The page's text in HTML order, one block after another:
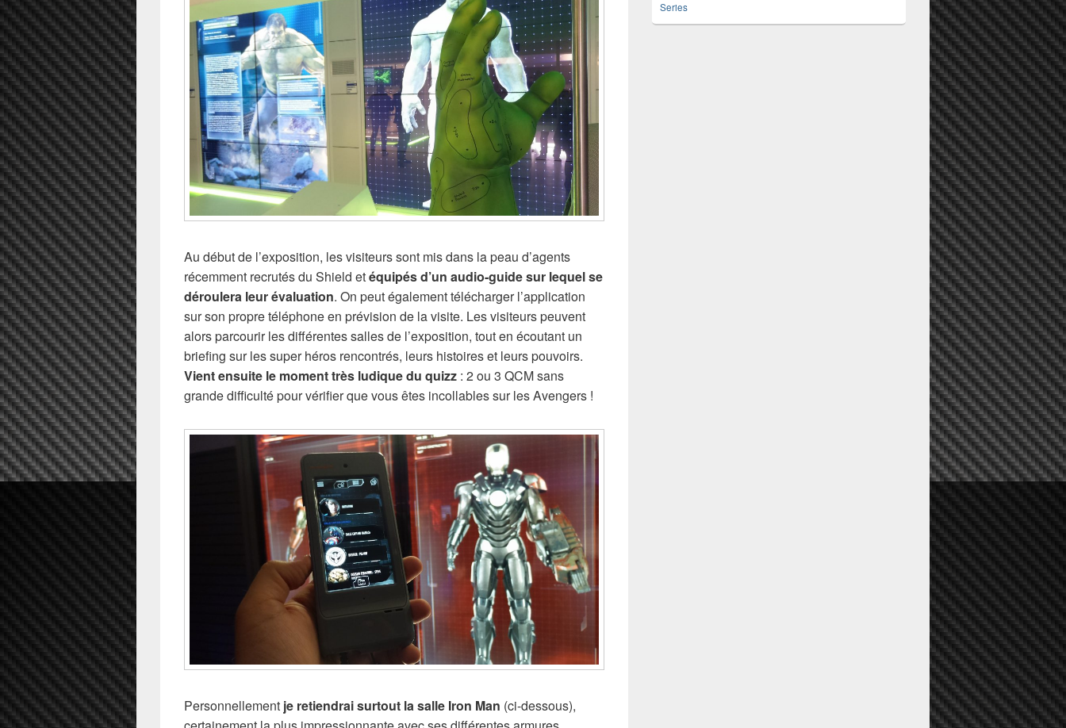
Au début de l’exposition, les visiteurs sont mis dans la peau d’agents
récemment recrutés du Shield etéquipés d’un audio-guide sur lequel se
déroulera leur évaluation. On peut également télécharger l’application
sur son propre téléphone en prévision de la visite. Les visiteurs peuvent
alors parcourir les différentes salles de l’exposition, tout en écoutant un
briefing sur les super héros rencontrés, leurs histoires et leurs pouvoirs.
Vient ensuite le moment très ludique du quizz : 2 ou 3 QCM sans
grande difficulté pour vérifier que vous êtes incollables sur les Avengers !
Personnellement je retiendrai surtout la salle Iron Man (ci-dessous),
Series